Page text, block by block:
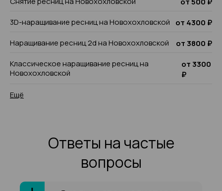
3D-наращивание ресниц на Новохохловской
от 4300 ₽
Наращивание ресниц 2d на Новохохловской
от 3800 ₽
Классическое наращивание ресниц на
Новохохловской
от 3300
₽
Ещё
Ответы на частые
вопросы